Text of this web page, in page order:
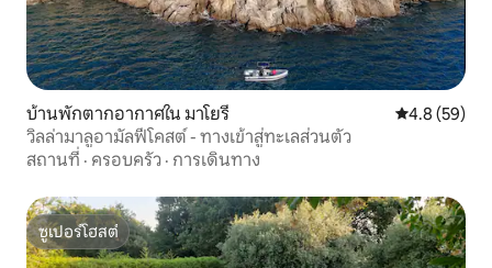
บ้านพักตากอากาศใน มาโยรี คะแนนเฉลี่ย
4.8 (59)
วิลล่ามาลูอามัลฟีโคสต์ - ทางเข้าสู่ทะเลส่วนตัว
สถานที่ · ครอบครัว · การเดินทาง
ซูเปอร์โฮสต์
ซูเปอร์โฮสต์